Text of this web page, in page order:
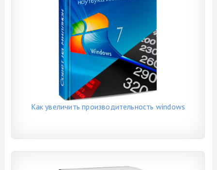
Как увеличить производительность windows